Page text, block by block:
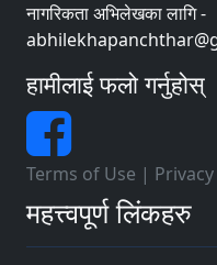
नागरिकता अभिलेखका लागि -
हामीलाई फलो गर्नुहोस्
Terms of Use |
महत्त्वपूर्ण लिंकहरु